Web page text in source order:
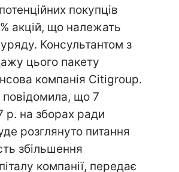
покупців
акцій, що належать
уряду. Консультантом з
цього пакету
компанія Citigroup.
що 7
р. на зборах ради
розглянуто питання
збільшення
компанії, передає